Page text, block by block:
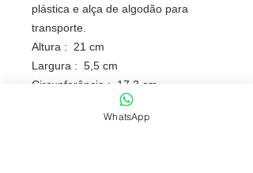
plástica e alça de algodão para
transporte.
Altura : 21 cm
Largura : 5,5 cm
Circunferência : 17,3 cm
Tamanho total aproximado (CxL):
Diâmetro sem tampa 3,8 cm
WhatsApp